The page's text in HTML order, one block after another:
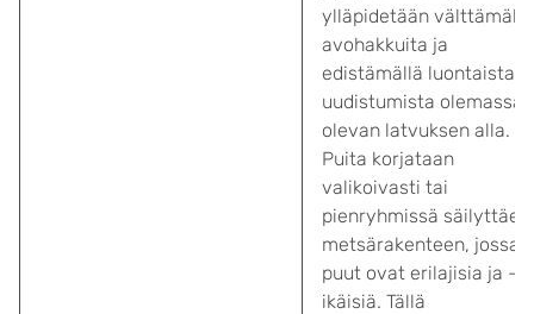
ylläpidetään välttämällä
avohakkuita ja
edistämällä luontaista
uudistumista olemassa
olevan latvuksen alla.
Puita korjataan
valikoivasti tai
pienryhmissä säilyttäen
metsärakenteen, jossa
puut ovat erilajisia ja -
ikäisiä. Tällä